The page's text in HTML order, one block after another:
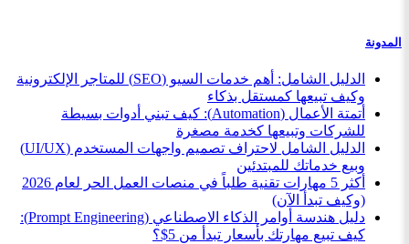
المدونة
الدليل الشامل: أهم خدمات السيو (SEO) للمتاجر الإلكترونية
وكيف تبيعها كمستقل بذكاء
أتمتة الأعمال (Automation): كيف تبني أدوات بسيطة
للشركات وتبيعها كخدمة مصغرة
الدليل الشامل لاحتراف تصميم واجهات المستخدم (UI/UX)
وبيع خدماتك للمبتدئين
أكثر 5 مهارات تقنية طلباً في منصات العمل الحر لعام 2026
(وكيف تبدأ الآن)
دليل هندسة أوامر الذكاء الاصطناعي (Prompt Engineering):
كيف تبيع مهارتك بأسعار تبدأ من 5$؟